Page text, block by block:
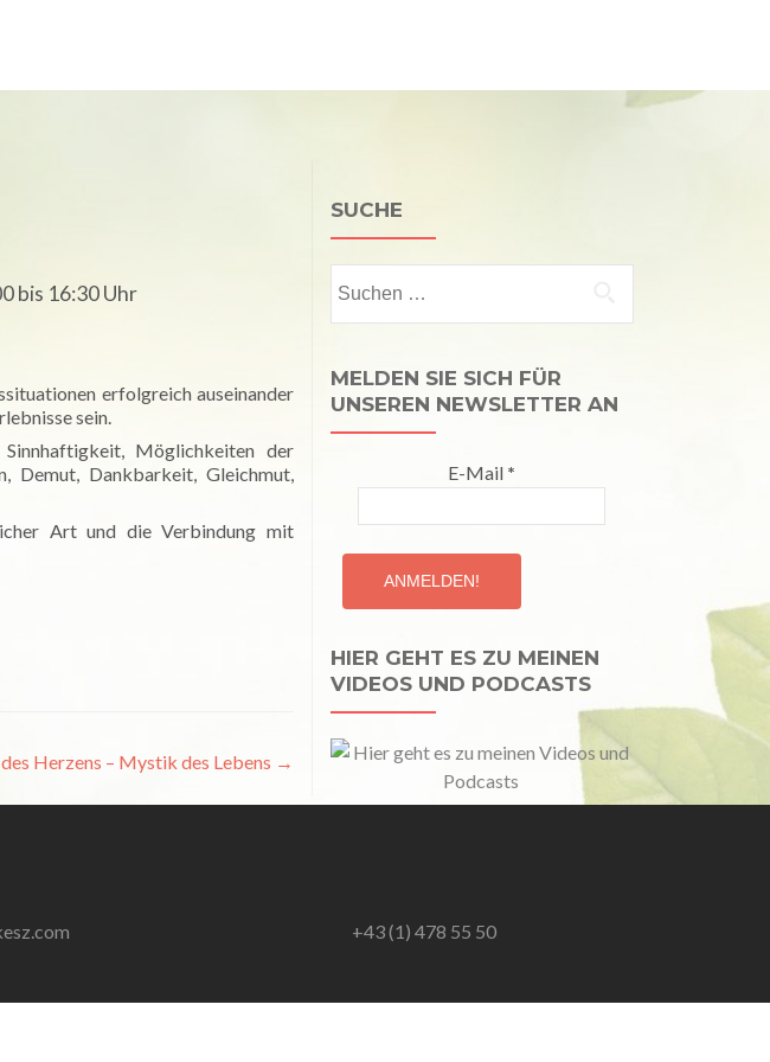
bis 16:30 Uhr
erfolgreich auseinander
sein.
Möglichkeiten der
Demut, Dankbarkeit, Gleichmut,
Art und die Verbindung mit
Herzens – Mystik des Lebens →
SUCHE
nach:
MELDEN SIE SICH FÜR
UNSEREN NEWSLETTER AN
E-Mail *
HIER GEHT ES ZU MEINEN
VIDEOS UND PODCASTS
+43 (1) 478 55 50